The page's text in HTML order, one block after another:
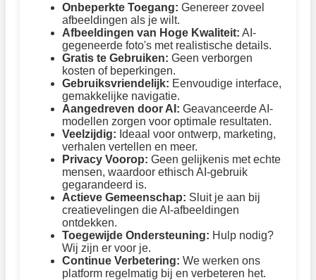
Onbeperkte Toegang: Genereer zoveel
afbeeldingen als je wilt.
Afbeeldingen van Hoge Kwaliteit: AI-
gegeneerde foto's met realistische details.
Gratis te Gebruiken: Geen verborgen
kosten of beperkingen.
Gebruiksvriendelijk: Eenvoudige interface,
gemakkelijke navigatie.
Aangedreven door AI: Geavanceerde AI-
modellen zorgen voor optimale resultaten.
Veelzijdig: Ideaal voor ontwerp, marketing,
verhalen vertellen en meer.
Privacy Voorop: Geen gelijkenis met echte
mensen, waardoor ethisch AI-gebruik
gegarandeerd is.
Actieve Gemeenschap: Sluit je aan bij
creatievelingen die AI-afbeeldingen
ontdekken.
Toegewijde Ondersteuning: Hulp nodig?
Wij zijn er voor je.
Continue Verbetering: We werken ons
platform regelmatig bij en verbeteren het.